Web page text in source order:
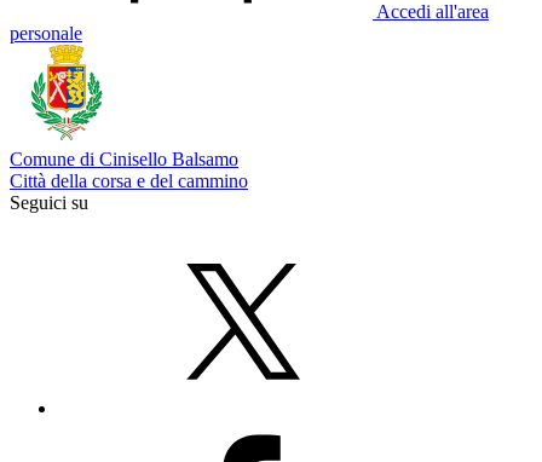
Accedi all'area
personale
Comune di Cinisello Balsamo
Città della corsa e del cammino
Seguici su